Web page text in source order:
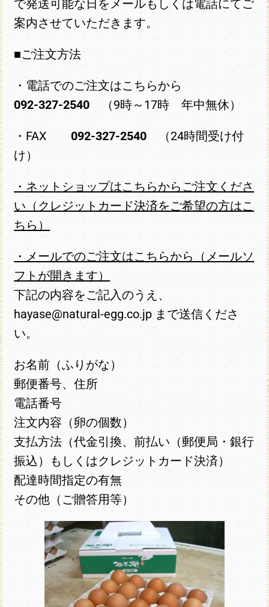
で発送可能な日をメールもしくは電話にてご
案内させていただきます。
■ご注文方法
・電話でのご注文はこちらから
092-327-2540
（9時～17時 年中無休）
・FAX 092-327-2540
（24時間受け付
け）
・ネットショップはこちらからご注文くださ
い（クレジットカード決済をご希望の方はこ
ちら）
・メールでのご注文はこちらから（メールソ
フトが開きます）
下記の内容をご記入のうえ、
hayase@natural-egg.co.jp まで送信くださ
い。
お名前（ふりがな）
郵便番号、住所
電話番号
注文内容（卵の個数）
支払方法（代金引換、前払い（郵便局・銀行
振込）もしくはクレジットカード決済）
配達時間指定の有無
その他（ご贈答用等）